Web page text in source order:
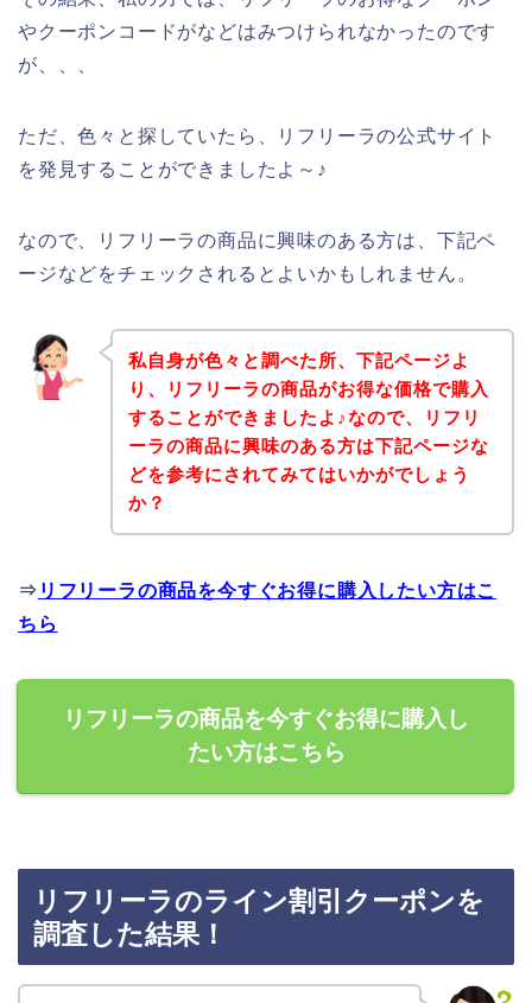
やクーポンコードがなどはみつけられなかったのです
が、、、
ただ、色々と探していたら、リフリーラの公式サイト
を発見することができましたよ～♪
なので、リフリーラの商品に興味のある方は、下記ペ
ージなどをチェックされるとよいかもしれません。
私自身が色々と調べた所、下記ページよ
り、リフリーラの商品がお得な価格で購入
することができましたよ♪なので、リフリ
ーラの商品に興味のある方は下記ページな
どを参考にされてみてはいかがでしょう
か？
⇒ リフリーラの商品を今すぐお得に購入したい方はこ
ちら
リフリーラの商品を今すぐお得に購入し
たい方はこちら
リフリーラのライン割引クーポンを
調査した結果！